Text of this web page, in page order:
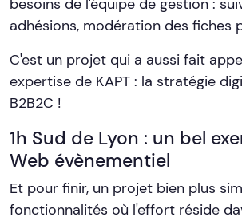
besoins de l'équipe de gestion :
adhésions, modération des fiches
C'est un projet qui a aussi fait
expertise de KAPT : la stratégie
B2B2C !
1h Sud de Lyon : un bel
Web évènementiel
Et pour finir, un projet bien plus
fonctionnalités où l'effort réside